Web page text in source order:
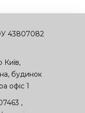
43807082
Київ,
будинок
офіс 1
,